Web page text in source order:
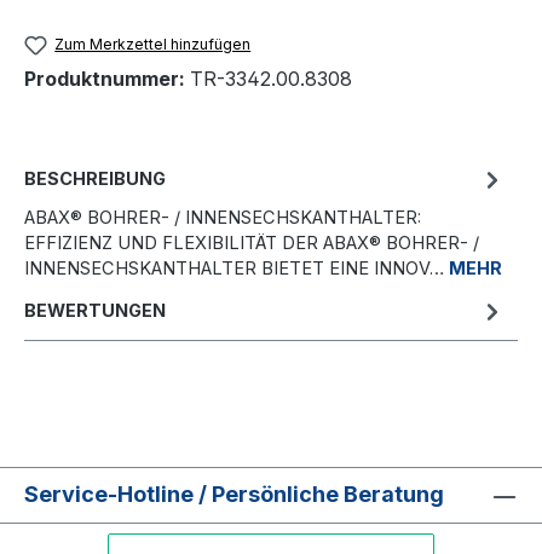
Zum Merkzettel hinzufügen
Produktnummer: TR-3342.00.8308
BESCHREIBUNG
ABAX® BOHRER- / INNENSECHSKANTHALTER:
EFFIZIENZ UND FLEXIBILITÄT DER ABAX® BOHRER- /
INNENSECHSKANTHALTER BIETET EINE INNOV… MEHR
BEWERTUNGEN
Service-Hotline / Persönliche Beratung